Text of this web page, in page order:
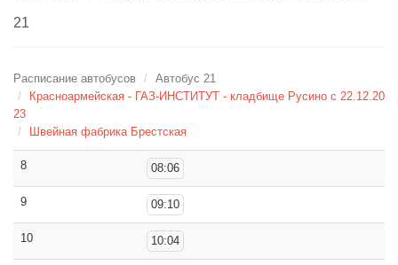
21
Расписание автобусов
Автобус 21
Красноармейская - ГАЗ-ИНСТИТУТ - кладбище Русино с 22.12.20
23
Швейная фабрика Брестская
8 08:06
9 09:10
10 10:04